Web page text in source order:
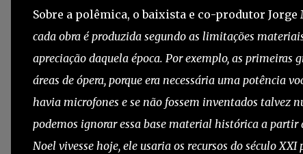
Sobre a polêmica, o baixista e co-produtor
cada obra é produzida segundo as limitações
apreciação daquela época. Por exemplo, as primeiras
áreas de ópera, porque era necessária uma potência
havia microfones e se não fossem inventados talvez
podemos ignorar essa base material histórica a partir
Noel vivesse hoje, ele usaria os recursos do século